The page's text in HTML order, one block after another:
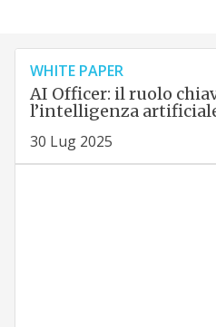
WHITE PAPER
AI Officer: il ruolo
l’intelligenza
30 Lug 2025